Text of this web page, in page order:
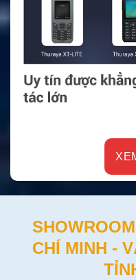
CHÍ MINH -